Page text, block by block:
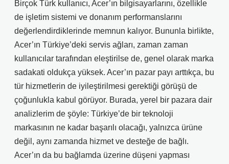
Birçok Türk kullanıcı, Acer’ın bilgisayarlarını, özellikle
de işletim sistemi ve donanım performanslarını
değerlendirdiklerinde memnun kalıyor. Bununla birlikte,
Acer’ın Türkiye’deki servis ağları, zaman zaman
kullanıcılar tarafından eleştirilse de, genel olarak marka
sadakati oldukça yüksek. Acer’ın pazar payı arttıkça, bu
tür hizmetlerin de iyileştirilmesi gerektiği görüşü de
çoğunlukla kabul görüyor. Burada, yerel bir pazara dair
analizlerim de şöyle: Türkiye’de bir teknoloji
markasının ne kadar başarılı olacağı, yalnızca ürüne
değil, aynı zamanda hizmet ve desteğe de bağlı.
Acer’ın da bu bağlamda üzerine düşeni yapması